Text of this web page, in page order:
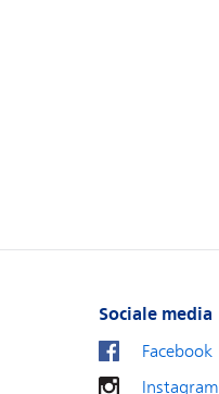
Sociale media
Facebook
Instagram